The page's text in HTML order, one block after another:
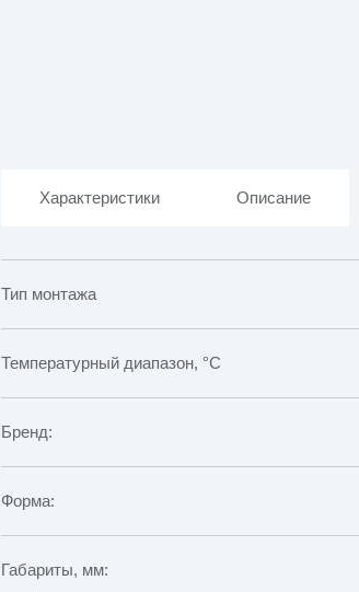
Характеристики Описание
Тип монтажа
Температурный диапазон, °C
Бренд:
Форма:
Габариты, мм: